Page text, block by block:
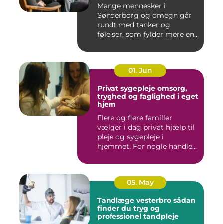
Mange mennesker i
Sønderborg og omegn går
rundt med tanker og
følelser, som fylder mere end
01. Jun
Privat sygepleje omsorg,
tryghed og faglighed i eget
hjem
Flere og flere familier
vælger i dag privat hjælp til
pleje og sygepleje i
hjemmet. For nogle handle...
05. May
Tandlæge vesterbro sådan
finder du tryg og
professionel tandpleje